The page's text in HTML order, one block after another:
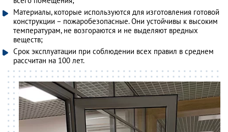
Материалы, которые используются для изготовления готовой
конструкции – пожаробезопасные. Они устойчивы к высоким
температурам, не возгораются и не выделяют вредных
веществ;
Срок эксплуатации при соблюдении всех правил в среднем
рассчитан на 100 лет.